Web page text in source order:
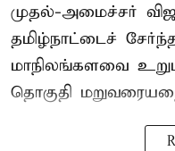
முதல்-அமைச்சர்
தமிழ்நாட்டைச்
மாநிலங்களவை
தொகுதி